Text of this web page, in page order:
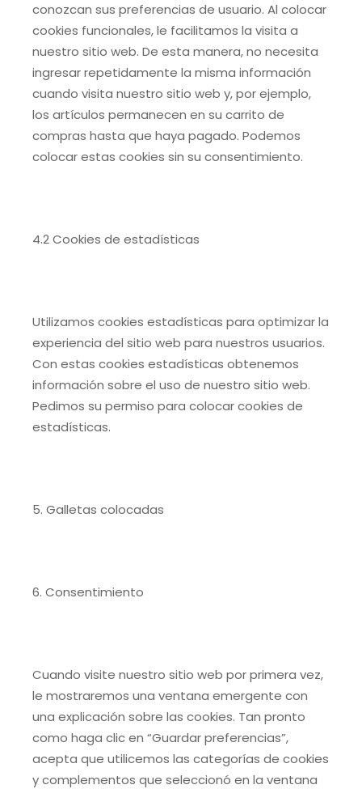
conozcan sus preferencias de usuario. Al colocar
cookies funcionales, le facilitamos la visita a
nuestro sitio web. De esta manera, no necesita
ingresar repetidamente la misma información
cuando visita nuestro sitio web y, por ejemplo,
los artículos permanecen en su carrito de
compras hasta que haya pagado. Podemos
colocar estas cookies sin su consentimiento.
4.2 Cookies de estadísticas
Utilizamos cookies estadísticas para optimizar la
experiencia del sitio web para nuestros usuarios.
Con estas cookies estadísticas obtenemos
información sobre el uso de nuestro sitio web.
Pedimos su permiso para colocar cookies de
estadísticas.
5. Galletas colocadas
6. Consentimiento
Cuando visite nuestro sitio web por primera vez,
le mostraremos una ventana emergente con
una explicación sobre las cookies. Tan pronto
como haga clic en “Guardar preferencias”,
acepta que utilicemos las categorías de cookies
y complementos que seleccionó en la ventana